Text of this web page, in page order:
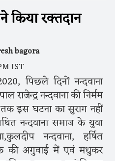
रक्तदान
bagora
IST
पिछले दिनों नन्दवाना
राजेन्द्र नन्दवाना की निर्मम
इस घटना का सुराग नहीं
नन्दवाना समाज के युवा
नन्दवाना, हर्षित
के की अगुवाई में एवं मधुकर